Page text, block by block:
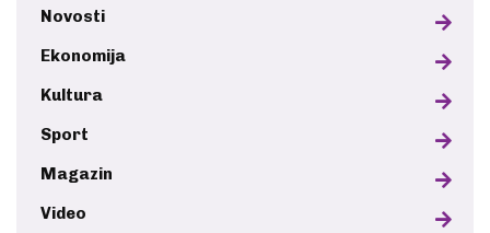
Novosti
Ekonomija
Kultura
Sport
Magazin
Video